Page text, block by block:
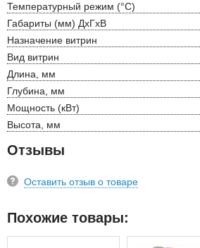
Температурный режим (°С)
Габариты (мм) ДхГхВ
Назначение витрин
Вид витрин
Длина, мм
Глубина, мм
Мощность (кВт)
Высота, мм
Отзывы
Оставить отзыв о товаре
Похожие товары: